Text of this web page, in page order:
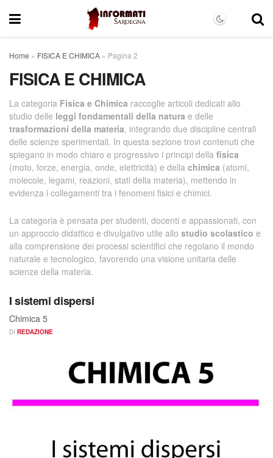
Home » FISICA E CHIMICA » Pagina 2
FISICA E CHIMICA
La categoria Fisica e Chimica raccoglie articoli dedicati allo
studio delle leggi fondamentali della natura e delle
trasformazioni della materia, integrando due discipline centrali
delle scienze sperimentali. In questa sezione trovi contenuti che
spiegano in modo chiaro e progressivo i principi della fisica
(moto, forze, energia, onde, elettricità) e della chimica (atomi,
molecole, legami, reazioni, stati della materia), mettendo in
evidenza i collegamenti tra i fenomeni fisici e chimici.
La categoria è pensata per studenti, docenti e appassionati, con
un approccio didattico e divulgativo utile allo studio scolastico e
alla comprensione dei processi scientifici che regolano il mondo
naturale e tecnologico, favorendo una visione unitaria delle
scienze della materia.
I sistemi dispersi
Chimica 5
DI REDAZIONE